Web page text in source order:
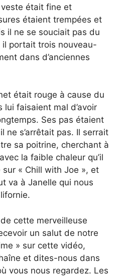
était fine et
étaient trempées et
il ne se souciait pas du
portait trois nouveau-
dans d’anciennes
était rouge à cause du
faisaient mal d’avoir
Ses pas étaient
ne s’arrêtait pas. Il serrait
sa poitrine, cherchant à
la faible chaleur qu’il
« Chill with Joe », et
va à Janelle qui nous
cette merveilleuse
un salut de notre
» sur cette vidéo,
et dites-nous dans
vous nous regardez. Les